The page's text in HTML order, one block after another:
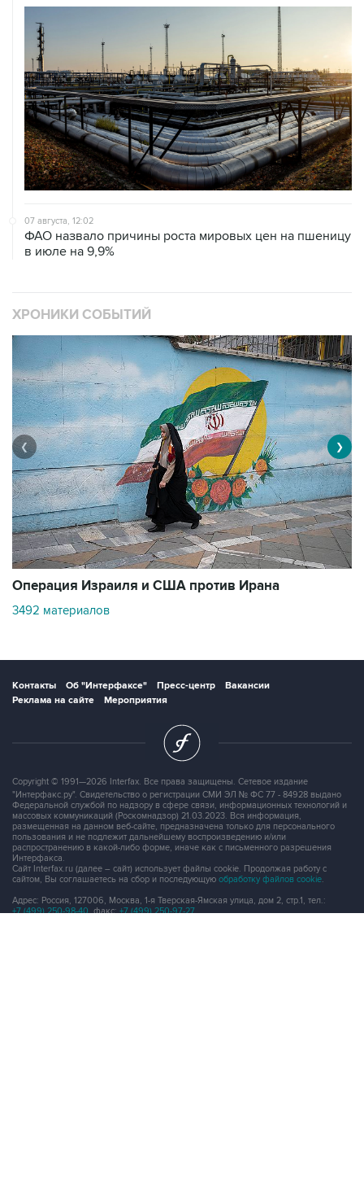
07 августа, 12:02
ФАО назвало причины роста мировых цен на пшеницу
в июле на 9,9%
ХРОНИКИ СОБЫТИЙ
Операция Израиля и США против Ирана
3492 материалов
❮ ❯
Контакты Об "Интерфаксе" Пресс-центр
Вакансии
Реклама на сайте
Мероприятия
Copyright © 1991—2026 Interfax. Все права защищены. Сетевое издание
"Интерфакс.ру". Свидетельство о регистрации СМИ ЭЛ № ФС 77 - 84928 выдано
Федеральной службой по надзору в сфере связи, информационных технологий и
массовых коммуникаций (Роскомнадзор) 21.03.2023. Вся информация,
размещенная на данном веб-сайте, предназначена только для персонального
пользования и не подлежит дальнейшему воспроизведению и/или
распространению в какой-либо форме, иначе как с письменного разрешения
Интерфакса.
Сайт Interfax.ru (далее – сайт) использует файлы cookie. Продолжая работу с
сайтом, Вы соглашаетесь на сбор и последующую обработку файлов cookie.
Адрес: Россия, 127006, Москва, 1-я Тверская-Ямская улица, дом 2, стр.1, тел.:
+7 (499) 250-98-40, факс:+7 (499) 250-97-27